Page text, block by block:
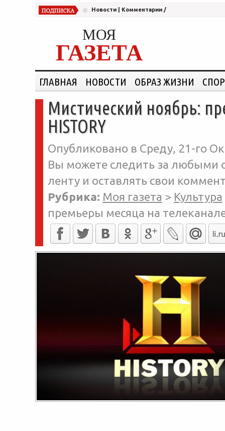
Новости Комментарии /
МОЯ
ГАЗЕТА
ГЛАВНАЯ НОВОСТИ ОБРАЗ ЖИЗНИ
Мистический ноябрь:
HISTORY
Опубликовано в Среду, 21-го
Вы можете следить за любыми
ленту и оставлять свои
Рубрика: Моя газета > Культура
премьеры месяца на